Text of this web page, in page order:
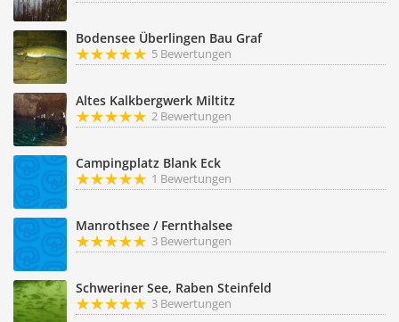
Bodensee Überlingen Bau Graf
5 Bewertungen
Altes Kalkbergwerk Miltitz
2 Bewertungen
Campingplatz Blank Eck
1 Bewertungen
Manrothsee / Fernthalsee
3 Bewertungen
Schweriner See, Raben Steinfeld
3 Bewertungen